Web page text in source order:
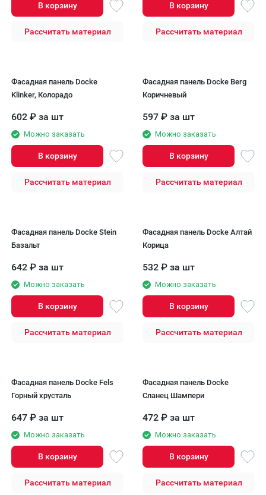
В корзину
Рассчитать материал
В корзину
Рассчитать материал
Фасадная панель Docke
Klinker, Колорадо
602 ₽ за шт
Можно заказать
В корзину
Рассчитать материал
Фасадная панель Docke Berg
Коричневый
597 ₽ за шт
Можно заказать
В корзину
Рассчитать материал
Фасадная панель Docke Stein
Базальт
642 ₽ за шт
Можно заказать
В корзину
Рассчитать материал
Фасадная панель Docke Алтай
Корица
532 ₽ за шт
Можно заказать
В корзину
Рассчитать материал
Фасадная панель Docke Fels
Горный хрусталь
647 ₽ за шт
Можно заказать
В корзину
Рассчитать материал
Фасадная панель Docke
Сланец Шампери
472 ₽ за шт
Можно заказать
В корзину
Рассчитать материал